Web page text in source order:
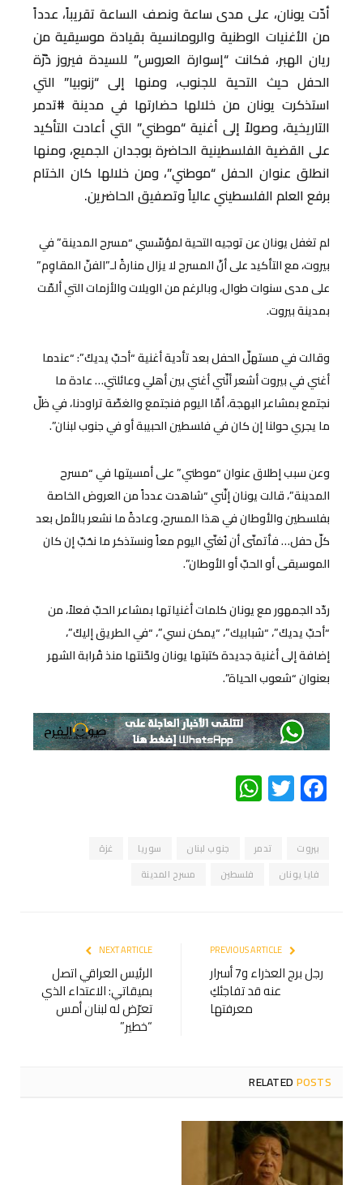
أدّت يونان، على مدى ساعة ونصف الساعة تقريباً، عدداً
من الأغنيات الوطنية والرومانسية بقيادة موسيقية من
ريان الهبر، فكانت “إسوارة العروس” للسيدة فيروز دُرّة
الحفل حيث التحية للجنوب، ومنها إلى “زنوبيا” التي
استذكرت يونان من خلالها حضارتها في مدينة #تدمر
التاريخية، وصولاً إلى أغنية “موطني” التي أعادت التأكيد
على القضية الفلسطينية الحاضرة بوجدان الجميع، ومنها
انطلق عنوان الحفل “موطني”، ومن خلالها كان الختام
برفع العلم الفلسطيني عالياً وتصفيق الحاضرين.
لم تغفل يونان عن توجيه التحية لمؤسّسي “مسرح المدينة” في
بيروت، مع التأكيد على أنّ المسرح لا يزال منارةً لـ”الفنّ المقاوِم”
على مدى سنوات طوال، وبالرغم من الويلات والأزمات التي ألمّت
بمدينة بيروت.
وقالت في مستهلّ الحفل بعد تأدية أغنية “أحبّ يديكَ”: “عندما
أغني في بيروت أشعر أنّني أغني بين أهلي وعائلتي… عادة ما
نجتمع بمشاعر البهجة، أمّا اليوم فنجتمع والغصّة تراودنا، في ظلّ
ما يجري حولنا إن كان في فلسطين الحبيبة أو في جنوب لبنان”.
وعن سبب إطلاق عنوان “موطني” على أمسيتها في “مسرح
المدينة”، قالت يونان إنّني “شاهدت عدداً من العروض الخاصة
بفلسطين والأوطان في هذا المسرح، وعادةً ما نشعر بالأمل بعد
كلّ حفل… فأتمنّى أن نُغنّي اليوم معاً ونستذكر ما نحُبّ إن كان
الموسيقى أو الحبّ أو الأوطان”.
ردّد الجمهور مع يونان كلمات أغنياتها بمشاعر الحبّ فعلاً، من
“أحبّ يديكَ”، “شبابيك”، “يمكن نسي”، “في الطريق إليكَ”،
إضافة إلى أغنية جديدة كتبتها يونان ولحّنتها منذ قُرابة الشهر
بعنوان “شعوب الحياة”.
Facebook
Twitter
WhatsApp
بيروت تدمر جنوب لبنان سوريا
غزة
فايا يونان
فلسطين مسرح المدينة
رجل برج العذراء و7 أسرار
عنه قد تفاجئكِ
معرفتها
NEXT ARTICLE
الرئيس العراقي اتصل
بميقاتي: الاعتداء الذي
تعرّض له لبنان أمس
“خطير”
RELATEDPOSTS